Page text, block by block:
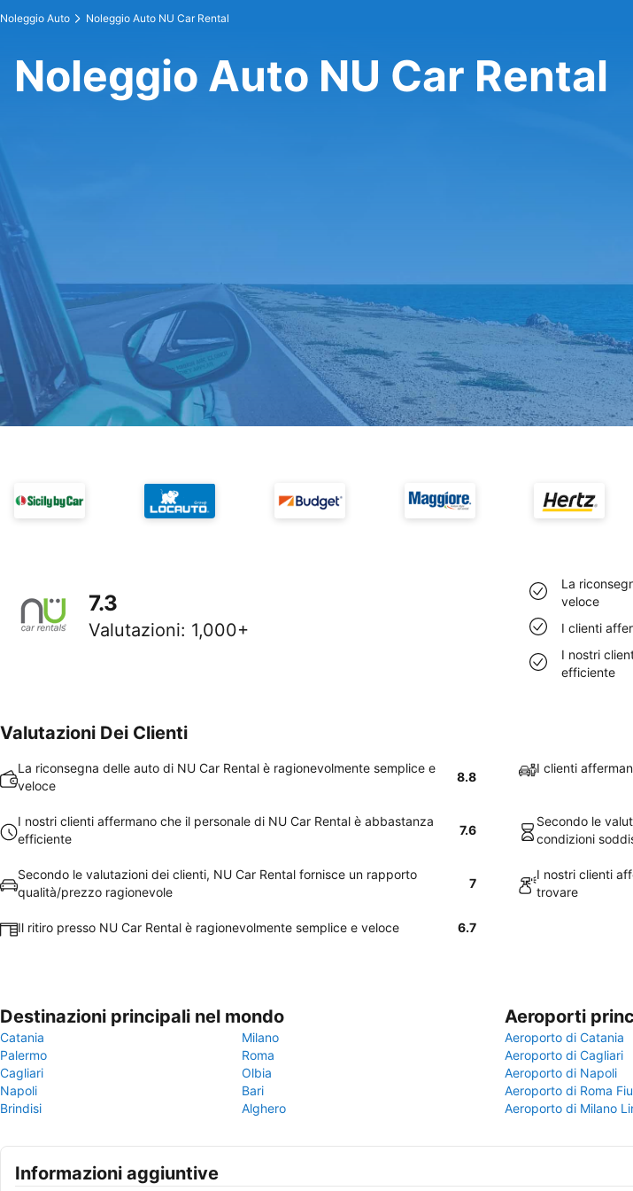
Noleggio Auto Noleggio Auto NU Car Rental
Noleggio Auto NU Car Rental
7.3
Valutazioni: 1,000+
La
veloce
I clienti
I nostri
efficiente
Valutazioni Dei Clienti
La riconsegna delle auto di NU Car Rental è ragionevolmente semplice e
veloce
8.8
I clienti
I nostri clienti affermano che il personale di NU Car Rental è abbastanza
efficiente
7.6
Secondo le
condizioni
Secondo le valutazioni dei clienti, NU Car Rental fornisce un rapporto
qualità/prezzo ragionevole
7
I nostri clienti
trovare
Il ritiro presso NU Car Rental è ragionevolmente semplice e veloce 6.7
Destinazioni principali nel mondo
Catania
Milano
Palermo
Roma
Cagliari
Olbia
Napoli
Bari
Brindisi
Alghero
Aeroporti
Aeroporto di Catania
Aeroporto di Cagliari
Aeroporto di Napoli
Aeroporto di Roma
Aeroporto di Milano
Informazioni aggiuntive